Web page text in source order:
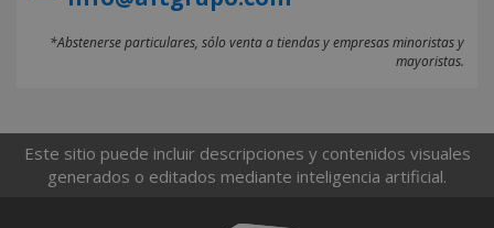
*Abstenerse particulares, sólo venta a tiendas y empresas minoristas y
mayoristas.
Este sitio puede incluir descripciones y contenidos visuales
generados o editados mediante inteligencia artificial.